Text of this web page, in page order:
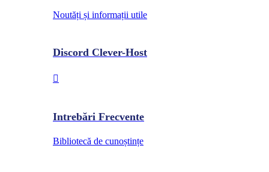
Noutăți și informații utile
Discord Clever-Host
Intrebări Frecvente
Bibliotecă de cunoștințe